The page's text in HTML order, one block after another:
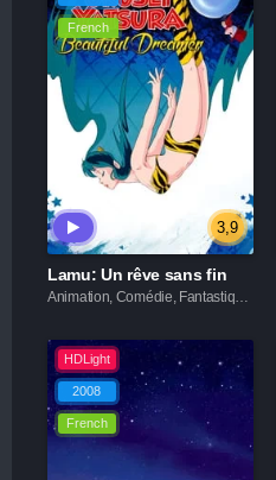
French
3,9
Lamu: Un rêve sans fin
Animation, Comédie, Fantastique, Science fiction
HDLight
2008
French